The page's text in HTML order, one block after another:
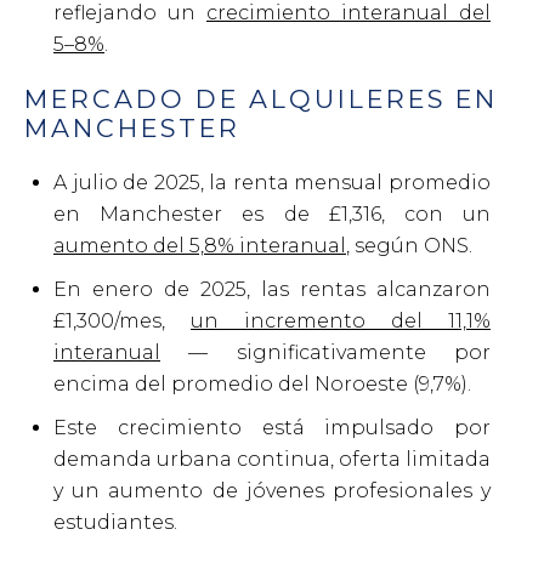
reflejando un crecimiento interanual del
5–8%.
MERCADO DE ALQUILERES EN
MANCHESTER
A julio de 2025, la renta mensual promedio
en Manchester es de £1,316, con un
aumento del 5,8% interanual , según ONS.
En enero de 2025, las rentas alcanzaron
£1,300/mes, un incremento del 11,1%
interanual
— significativamente por
encima del promedio del Noroeste (9,7%).
Este crecimiento está impulsado por
demanda urbana continua, oferta limitada
y un aumento de jóvenes profesionales y
estudiantes.